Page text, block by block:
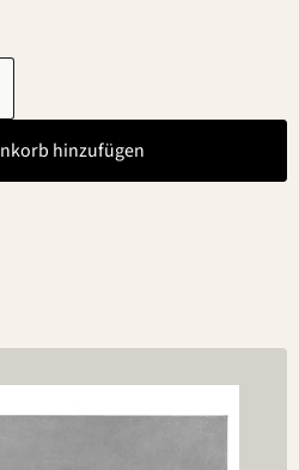
hinzufügen